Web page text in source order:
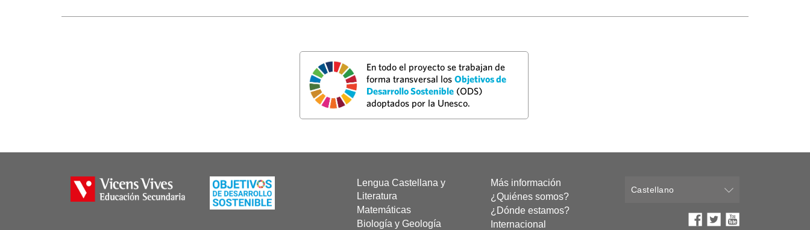
En todo el proyecto se trabajan de
forma transversal los Objetivos de
Desarrollo Sostenible (ODS)
adoptados por la Unesco.
Lengua Castellana y
Literatura
Matemáticas
Biología y Geología
Más información
¿Quiénes somos?
¿Dónde estamos?
Internacional
Castellano